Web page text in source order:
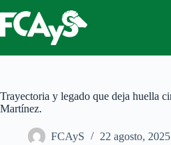
al
contenido
Trayectoria y legado que deja huella
Martínez.
FCAyS
22 agosto, 2025